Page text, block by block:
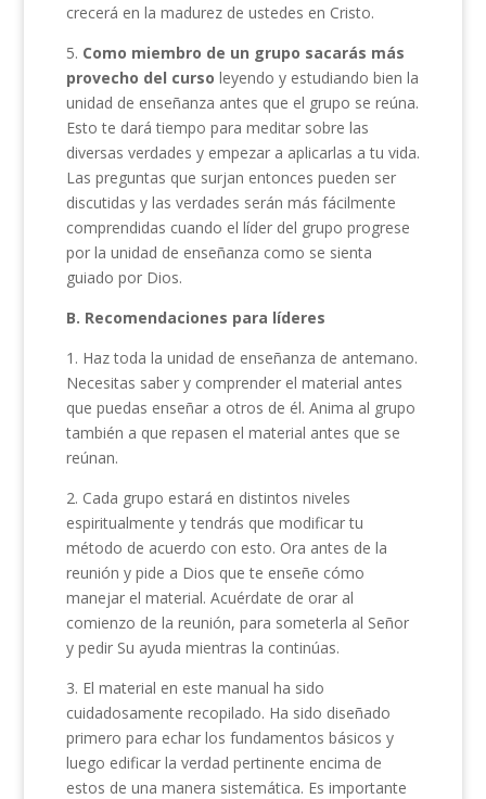
crecerá en la madurez de ustedes en Cristo.
5. Como miembro de un grupo sacarás más
provecho del curso leyendo y estudiando bien la
unidad de enseñanza antes que el grupo se reúna.
Esto te dará tiempo para meditar sobre las
diversas verdades y empezar a aplicarlas a tu vida.
Las preguntas que surjan entonces pueden ser
discutidas y las verdades serán más fácilmente
comprendidas cuando el líder del grupo progrese
por la unidad de enseñanza como se sienta
guiado por Dios.
B. Recomendaciones para líderes
1. Haz toda la unidad de enseñanza de antemano.
Necesitas saber y comprender el material antes
que puedas enseñar a otros de él. Anima al grupo
también a que repasen el material antes que se
reúnan.
2. Cada grupo estará en distintos niveles
espiritualmente y tendrás que modificar tu
método de acuerdo con esto. Ora antes de la
reunión y pide a Dios que te enseñe cómo
manejar el material. Acuérdate de orar al
comienzo de la reunión, para someterla al Señor
y pedir Su ayuda mientras la continúas.
3. El material en este manual ha sido
cuidadosamente recopilado. Ha sido diseñado
primero para echar los fundamentos básicos y
luego edificar la verdad pertinente encima de
estos de una manera sistemática. Es importante